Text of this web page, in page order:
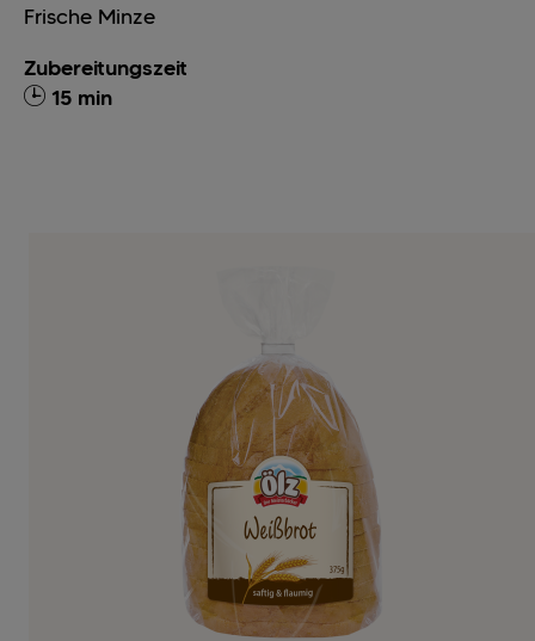
Frische Minze
Zubereitungszeit
15 min